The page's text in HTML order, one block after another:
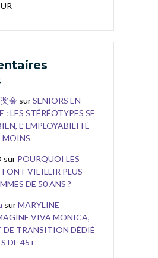
金 surSENIORS EN
: LES STÉRÉOTYPES SE
L’ EMPLOYABILITÉ
MOINS
sur POURQUOI LES
VIEILLIR PLUS
DE 50 ANS ?
surMARYLINE
VIVA MONICA,
DE TRANSITION DÉDIÉ
DE 45+